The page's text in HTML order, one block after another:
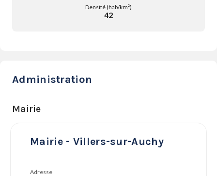
Densité (hab/km²)
42
Administration
Mairie
Mairie - Villers-sur-Auchy
Adresse